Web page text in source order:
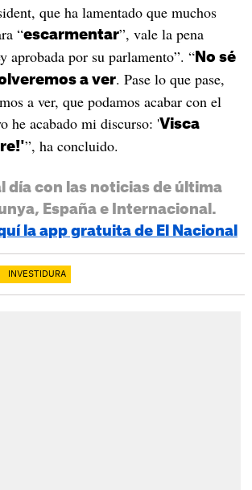
que ha lamentado que muchos
“escarmentar”, vale la pena
aprobada por su parlamento”. “No sé
a ver. Pase lo que pase,
a ver, que podamos acabar con el
he acabado mi discurso: 'Visca
”, ha concluido.
día con las noticias de última
España e Internacional.
la app gratuita de El Nacional
INVESTIDURA